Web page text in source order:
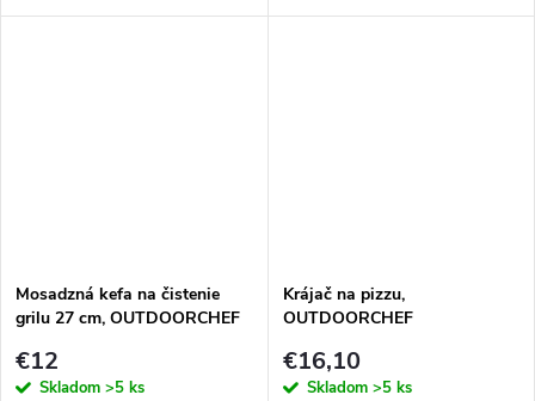
CITY/CHELSEA 420 E...
ocele na odstraňovanie...
Mosadzná kefa na čistenie
grilu 27 cm, OUTDOORCHEF
€12
Skladom >5 ks
Krájač na pizzu,
OUTDOORCHEF
€16,10
Skladom >5 ks